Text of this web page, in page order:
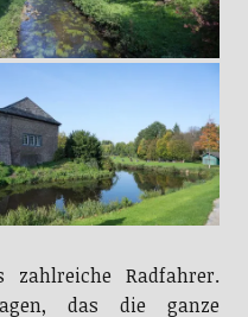
das die ganze
gemacht werden